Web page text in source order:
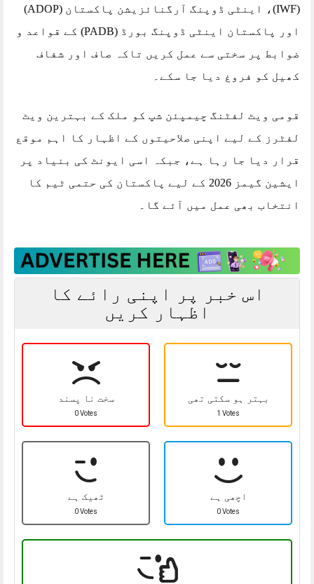
(IWF)، اینٹی ڈوپنگ آرگنائزیشن پاکستان (ADOP)
اور پاکستان اینٹی ڈوپنگ بورڈ (PADB) کے قواعد و
ضوابط پر سختی سے عمل کریں تاکہ صاف اور شفاف
کھیل کو فروغ دیا جا سکے۔
قومی ویٹ لفٹنگ چیمپئن شپ کو ملک کے بہترین ویٹ
لفٹرز کے لیے اپنی صلاحیتوں کے اظہار کا اہم موقع
قرار دیا جا رہا ہے، جبکہ اسی ایونٹ کی بنیاد پر
ایشین گیمز 2026 کے لیے پاکستان کی حتمی ٹیم کا
انتخاب بھی عمل میں آئے گا۔
اس خبر پر اپنی رائے کا
اظہار کریں
سخت نا پسند
0 Votes
بہتر ہو سکتی تھی
1 Votes
ٹھیک ہے
0 Votes
اچھی ہے
0 Votes